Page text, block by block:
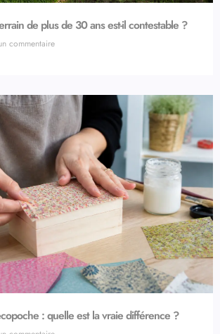
de plus de 30 ans est-il contestable ?
commentaire
: quelle est la vraie différence ?